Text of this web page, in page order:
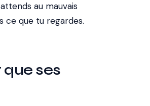
au mauvais
ce que tu regardes.
ses